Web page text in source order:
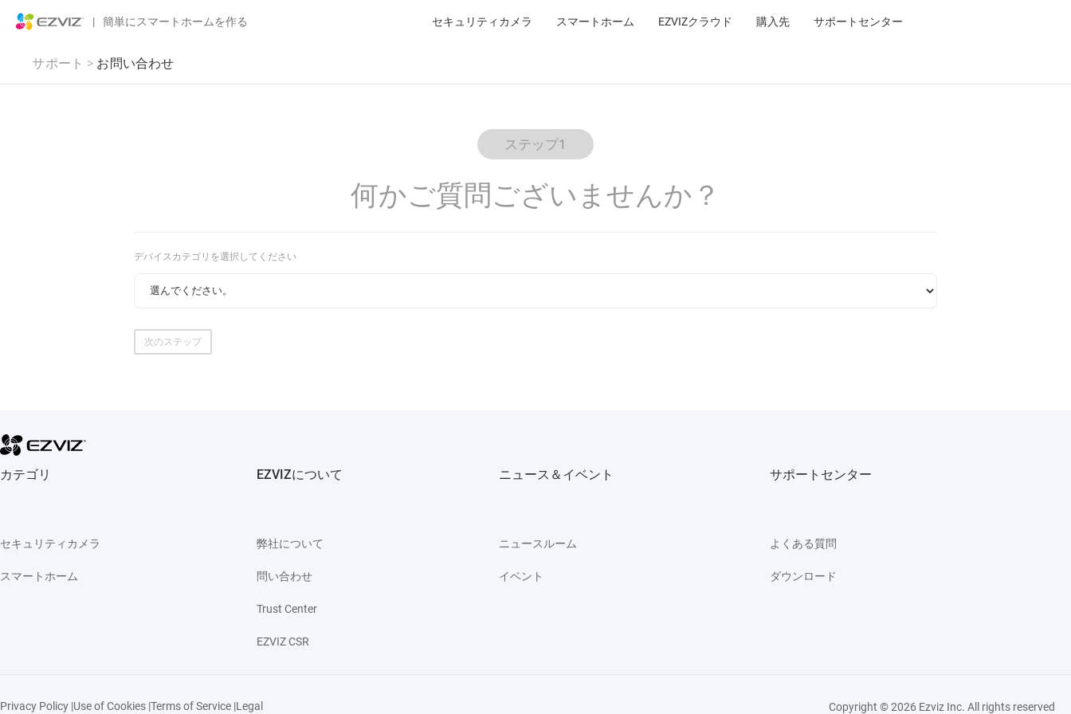
| 簡単にスマートホームを作る セキュリティカメラ スマートホーム EZVIZクラウド 購入先 サポートセンター
サポート > お問い合わせ
ステップ1
何かご質問ございませんか？
デバイスカテゴリを選択してください
次のステップ
カテゴリ
セキュリティカメラ
スマートホーム
EZVIZについて
弊社について
問い合わせ
Trust Center
EZVIZ CSR
ニュース＆イベント
ニュースルーム
イベント
サポートセンター
よくある質問
ダウンロード
Privacy Policy |Use of Cookies |Terms of Service |Legal Copyright © 2026 Ezviz Inc. All rights reserved